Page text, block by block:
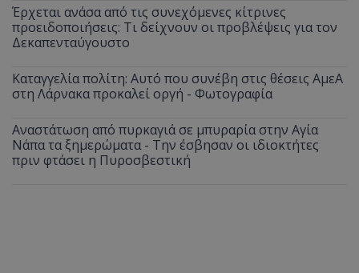
Έρχεται ανάσα από τις συνεχόμενες κίτρινες
προειδοποιήσεις: Τι δείχνουν οι προβλέψεις για τον
Δεκαπενταύγουστο
Καταγγελία πολίτη: Αυτό που συνέβη στις θέσεις ΑμεΑ
στη Λάρνακα προκαλεί οργή - Φωτογραφία
Αναστάτωση από πυρκαγιά σε μπυραρία στην Αγία
Νάπα τα ξημερώματα - Την έσβησαν οι ιδιοκτήτες
πριν φτάσει η Πυροσβεστική